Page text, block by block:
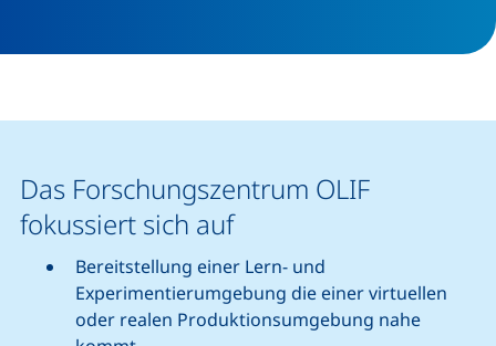
Das Forschungszentrum OLIF
fokussiert sich auf
Bereitstellung einer Lern- und
Experimentierumgebung die einer virtuellen
oder realen Produktionsumgebung nahe